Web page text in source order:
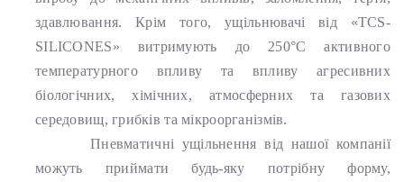
здавлювання. Крім того, ущільнювачі від «TCS-
SILICONES» витримують до 250°С активного
температурного впливу та впливу агресивних
біологічних, хімічних, атмосферних та газових
середовищ, грибків та мікроорганізмів.
Пневматичні ущільнення від нашої компанії
можуть приймати будь-яку потрібну форму,